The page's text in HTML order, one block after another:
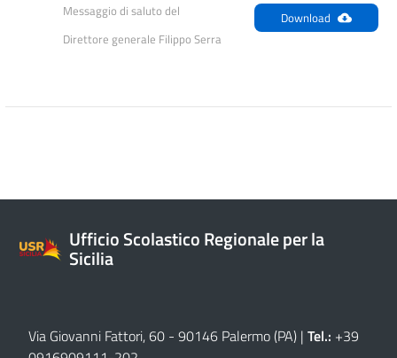
Messaggio di saluto del
Direttore generale Filippo Serra
Download
Ufficio Scolastico Regionale per la
Sicilia
Via Giovanni Fattori, 60 - 90146 Palermo (PA) | Tel.: +39